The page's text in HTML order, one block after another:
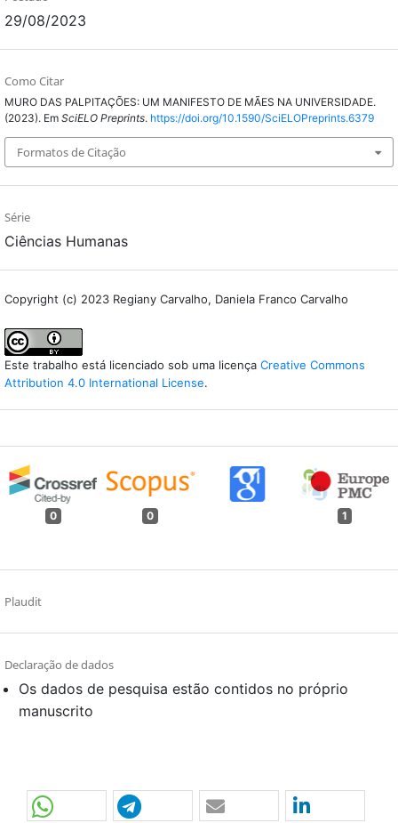
29/08/2023
Como Citar
MURO DAS PALPITAÇÕES: UM MANIFESTO DE MÃES NA UNIVERSIDADE.
(2023). Em SciELO Preprints. https://doi.org/10.1590/SciELOPreprints.6379
Formatos de Citação
Série
Ciências Humanas
Copyright (c) 2023 Regiany Carvalho, Daniela Franco Carvalho
Este trabalho está licenciado sob uma licença Creative Commons
Attribution 4.0 International License.
0 0 1
Plaudit
Declaração de dados
Os dados de pesquisa estão contidos no próprio
manuscrito